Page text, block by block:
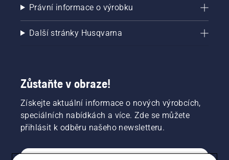
Právní informace o výrobku
Další stránky Husqvarna
Zůstaňte v obraze!
Získejte aktuální informace o nových výrobcích,
speciálních nabídkách a více. Zde se můžete
přihlásit k odběru našeho newsletteru.